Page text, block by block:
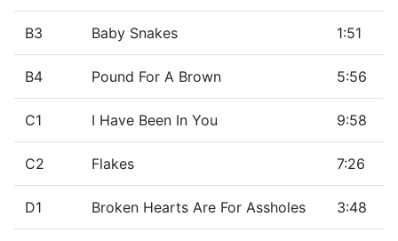
B3 Baby Snakes 1:51
B4 Pound For A Brown 5:56
C1 I Have Been In You 9:58
C2 Flakes 7:26
D1 Broken Hearts Are For Assholes 3:48